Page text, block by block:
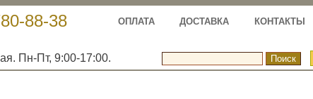
88-38 ОПЛАТА ДОСТАВКА КОНТАКТЫ
Пн-Пт, 9:00-17:00.